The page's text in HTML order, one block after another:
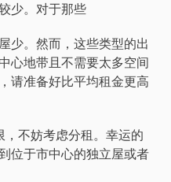
少。对于那些
少。然而，这些类型的出
心地带且不需要太多空间
请准备好比平均租金更高
，不妨考虑分租。幸运的
位于市中心的独立屋或者